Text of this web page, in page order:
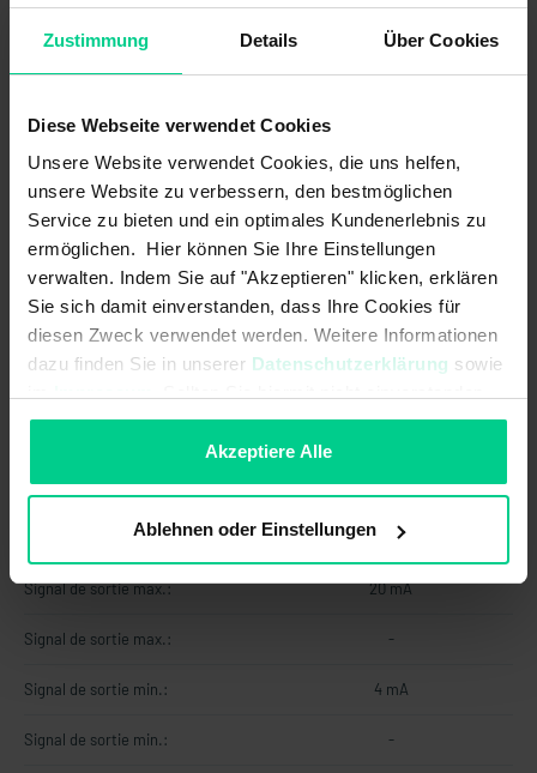
Zustimmung Details Über Cookies
Diese Webseite verwendet Cookies
Unsere Website verwendet Cookies, die uns helfen,
unsere Website zu verbessern, den bestmöglichen
Service zu bieten und ein optimales Kundenerlebnis zu
ermöglichen. Hier können Sie Ihre Einstellungen
verwalten. Indem Sie auf "Akzeptieren" klicken, erklären
Sie sich damit einverstanden, dass Ihre Cookies für
diesen Zweck verwendet werden. Weitere Informationen
dazu finden Sie in unserer Datenschutzerklärung sowie
sein, können Sie die Verwendung von Cookies hier
Akzeptiere Alle
Ablehnen oder Einstellungen
Protection contre les inversions de
par rapport à GND:
Protégé contre les courts-circuits
par rapport à l'alimentation:
250 Ohm
Résistance de charge min.: -
médiane/Position zéro:
Signal de sortie max.: 20 mA
Signal de sortie max.: -
Signal de sortie min.: 4 mA
Signal de sortie min.: -